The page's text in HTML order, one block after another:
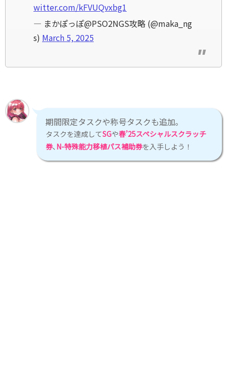
witter.com/kFVUQvxbg1
— まかぽっぽ@PSO2NGS攻略 (@maka_ng
s) March 5, 2025
期間限定タスクや称号タスクも追加｡
タスクを達成してSGや春’25スペシャルスクラッチ
券､ N-特殊能力移植パス補助券を入手しよう！